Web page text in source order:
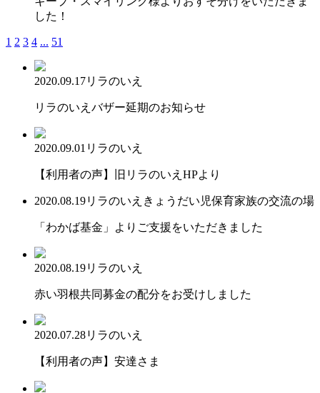
した！
1 2 3 4 ... 51
2020.09.17リラのいえ
リラのいえバザー延期のお知らせ
2020.09.01 リラのいえ
【利用者の声】旧リラのいえHPより
2020.08.19リラのいえ きょうだい児保育家族の交流の場
「わかば基金」よりご支援をいただきました
2020.08.19リラのいえ
赤い羽根共同募金の配分をお受けしました
2020.07.28リラのいえ
【利用者の声】安達さま